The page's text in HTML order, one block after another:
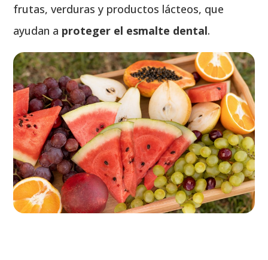
frutas, verduras y productos lácteos, que
ayudan a proteger el esmalte dental.